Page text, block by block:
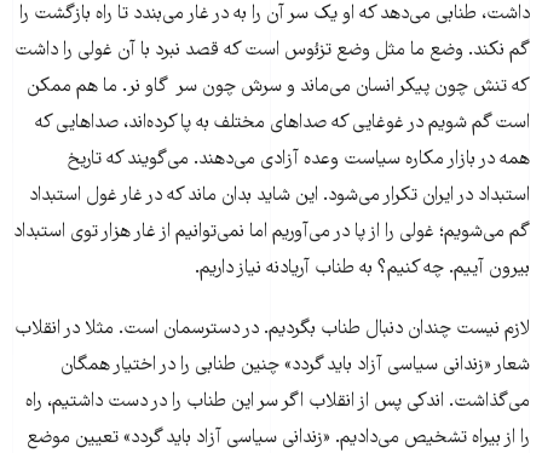
داشت، طنابی می‌دهد که او یک سر آن را به در غار می‌بندد تا راه بازگشت را
گم نکند. وضع ما مثل وضع تزئوس است که قصد نبرد با آن غولی را داشت
که تنش چون پیکر انسان می‌ماند و سرش چون سر گاو نر. ما هم ممکن
است گم شویم در غوغایی که صداهای مختلف به پا کرده‌اند، صداهایی که
همه در بازار مکاره سیاست وعده آزادی می‌دهند. می‌گویند که تاریخ
استبداد در ایران تکرار می‌شود. این شاید بدان ماند که در غار غول استبداد
گم می‌شویم؛ غولی را از پا در می‌‌آوریم اما نمی‌توانیم از غار هزار توی استبداد
بیرون آییم. چه کنیم؟ به طناب آریادنه نیاز داریم.
لازم نیست چندان دنبال طناب بگردیم. در دسترسمان است. مثلا در انقلاب
شعار «زندانی سیاسی آزاد باید گردد» چنین طنابی را در اختیار همگان
می‌گذاشت. اندکی پس از انقلاب اگر سر این طناب را در دست داشتیم، راه
را از بیراه تشخیص می‌دادیم. «زندانی سیاسی آزاد باید گردد» تعیین موضع